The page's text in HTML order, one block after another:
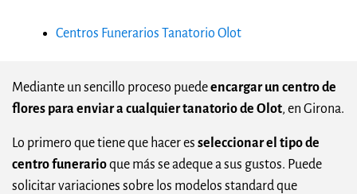
Centros Funerarios Tanatorio Olot
Mediante un sencillo proceso puedeencargar un centro de
flores para enviar a cualquier tanatorio de Olot, en Girona.
Lo primero que tiene que hacer es seleccionar el tipo de
centro funerarioque más se adeque a sus gustos. Puede
solicitar variaciones sobre los modelos standard que